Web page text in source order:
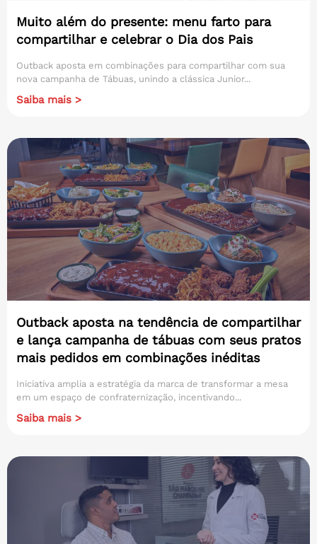
Muito além do presente: menu farto para
compartilhar e celebrar o Dia dos Pais
Outback aposta em combinações para compartilhar com sua
nova campanha de Tábuas, unindo a clássica Junior...
Saiba mais >
Outback aposta na tendência de compartilhar
e lança campanha de tábuas com seus pratos
mais pedidos em combinações inéditas
Iniciativa amplia a estratégia da marca de transformar a mesa
em um espaço de confraternização, incentivando...
Saiba mais >